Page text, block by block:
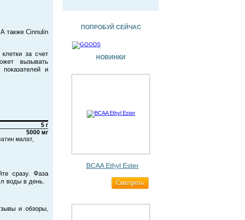
также Cinnulin
за счет
вызывать
и
5 г
5000 мг
малат,
сразу. Фаза
л воды в день.
и обзоры,
ПОПРОБУЙ СЕЙЧАС
НОВИНКИ
BCAA Ethyl Ester
Cмотреть